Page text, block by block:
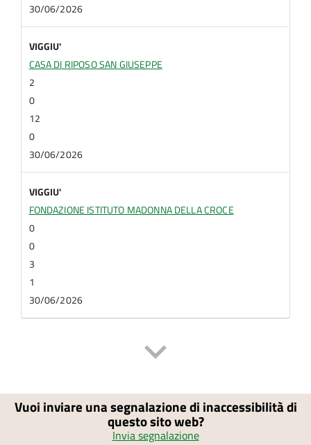
30/06/2026
VIGGIU'
CASA DI RIPOSO SAN GIUSEPPE
2
0
12
0
30/06/2026
VIGGIU'
FONDAZIONE ISTITUTO MADONNA DELLA CROCE
0
0
3
1
30/06/2026
Vuoi inviare una segnalazione di inaccessibilità di
questo sito web?
Invia segnalazione